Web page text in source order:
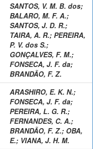
SANTOS, V. M. B. dos;
BALARO, M. F. A.;
SANTOS, J. D. R.;
TAIRA, A. R.; PEREIRA,
P. V. dos S.;
GONÇALVES, F. M.;
FONSECA, J. F. da;
BRANDÃO, F. Z.
ARASHIRO, E. K. N.;
FONSECA, J. F. da;
PEREIRA, L. G. R.;
FERNANDES, C. A.;
BRANDÃO, F. Z.; OBA,
E.; VIANA, J. H. M.